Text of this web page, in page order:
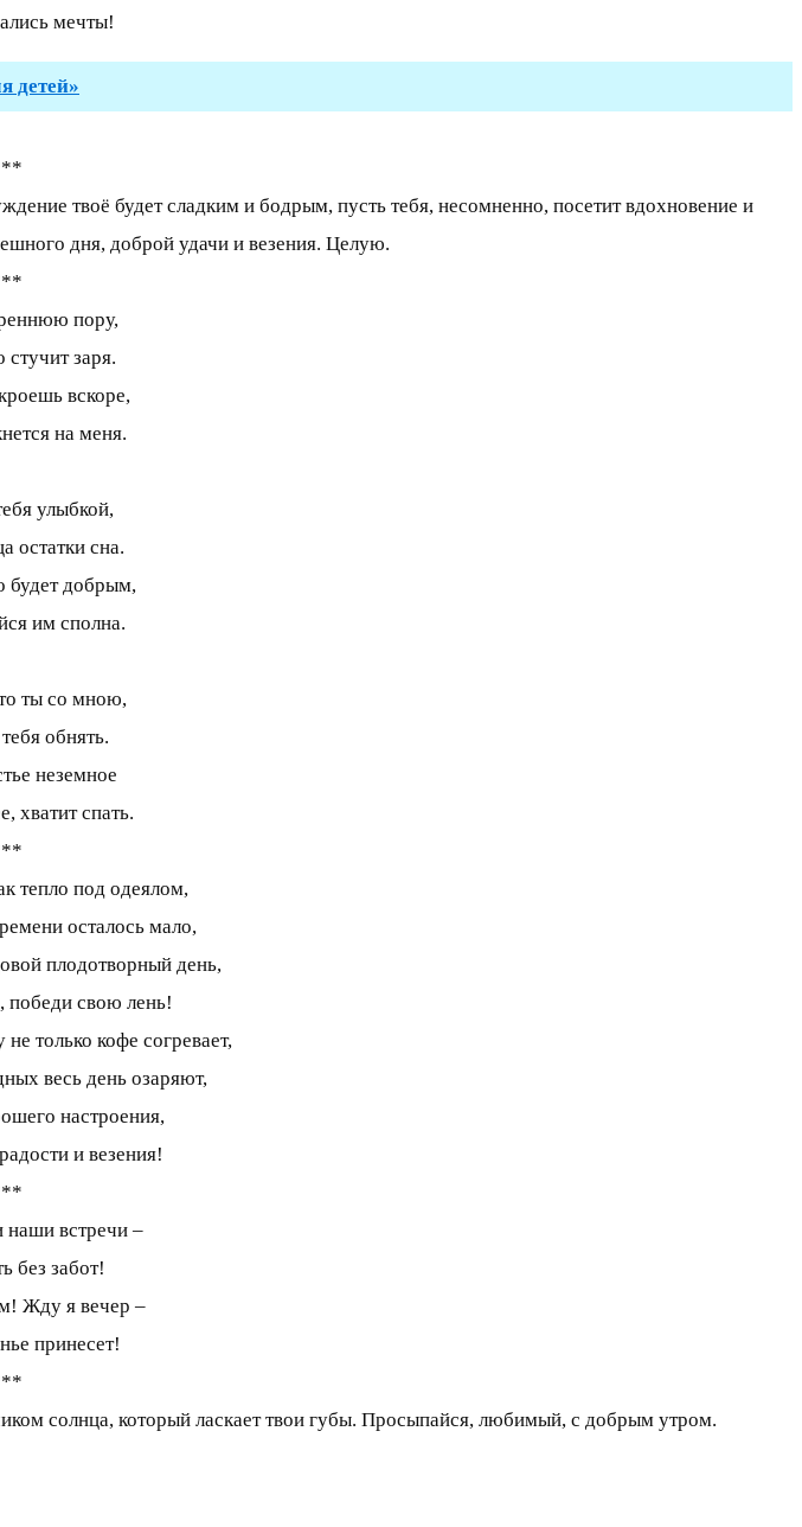
мечты!
детей»
твоё будет сладким и бодрым, пусть тебя, несомненно, посетит вдохновение и
дня, доброй удачи и везения. Целую.
пору,
стучит заря.
вскоре,
на меня.
улыбкой,
остатки сна.
будет добрым,
им сполна.
ты со мною,
обнять.
неземное
хватит спать.
тепло под одеялом,
осталось мало,
плодотворный день,
победи свою лень!
только кофе согревает,
весь день озаряют,
настроения,
и везения!
наши встречи –
без забот!
Жду я вечер –
принесет!
солнца, который ласкает твои губы. Просыпайся, любимый, с добрым утром.